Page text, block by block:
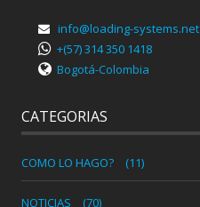
info@loading-systems.net
+(57) 314 350 1418
Bogotá-Colombia
CATEGORIAS
COMO LO HAGO? (11)
NOTICIAS (70)